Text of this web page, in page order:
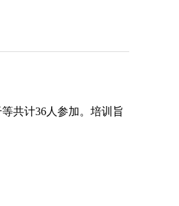
共计36人参加。培训旨